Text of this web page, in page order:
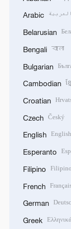
Arabic العربية
Belarusian
Bengali বাংলা
Bulgarian
Cambodian ខ្
Croatian
Czech Český
English English
Esperanto
Filipino Filipino
French
German
Greek